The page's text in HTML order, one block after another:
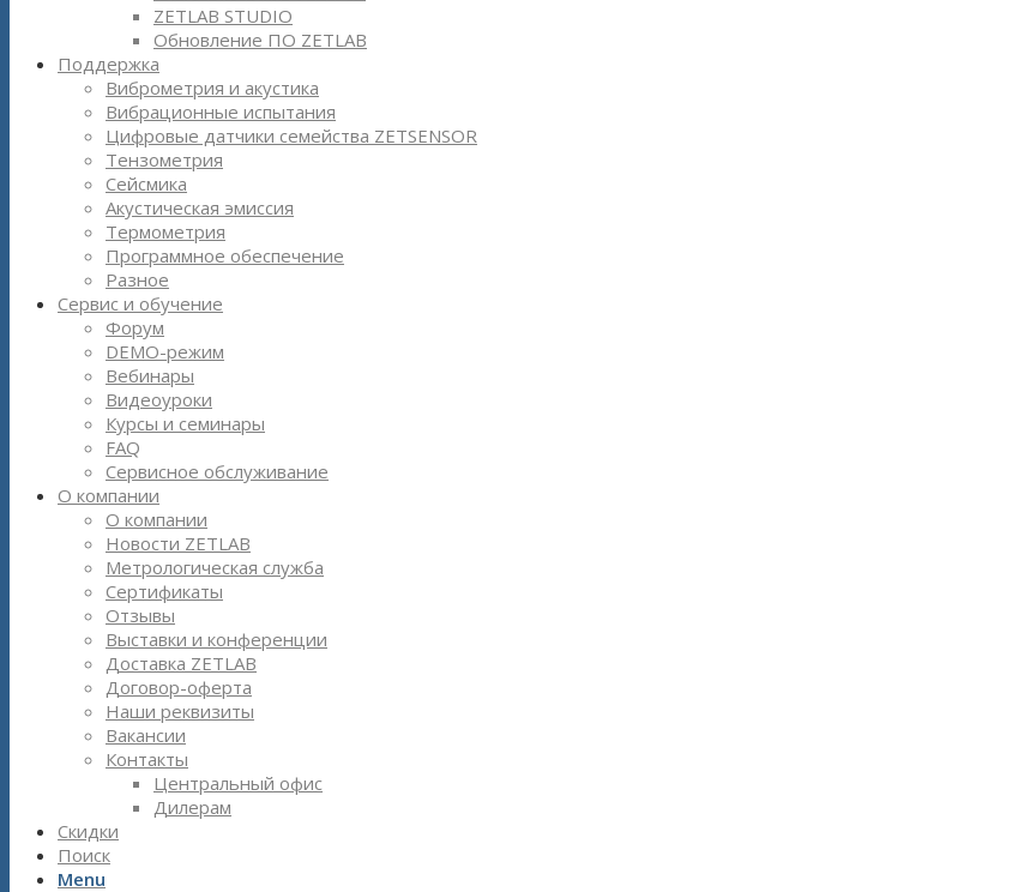
ZETLAB STUDIO
Обновление ПО ZETLAB
Поддержка
Виброметрия и акустика
Вибрационные испытания
Цифровые датчики семейства ZETSENSOR
Тензометрия
Сейсмика
Акустическая эмиссия
Термометрия
Программное обеспечение
Разное
Сервис и обучение
Форум
DEMO-режим
Вебинары
Видеоуроки
Курсы и семинары
FAQ
Сервисное обслуживание
О компании
О компании
Новости ZETLAB
Метрологическая служба
Сертификаты
Отзывы
Выставки и конференции
Доставка ZETLAB
Договор-оферта
Наши реквизиты
Вакансии
Контакты
Центральный офис
Дилерам
Скидки
Поиск
Menu